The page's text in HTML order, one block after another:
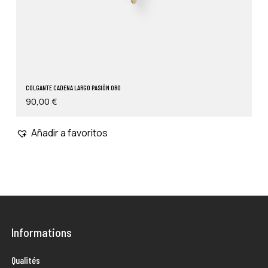
COLGANTE CADENA LARGO PASIÓN ORO
90,00 €
Añadir a favoritos
Informations
Qualités